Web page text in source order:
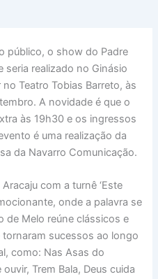
público, o show do Padre
seria realizado no Ginásio
Teatro Tobias Barreto, às
A novidade é que o
às 19h30 e os ingressos
é uma realização da
da Navarro Comunicação.
com a turnê ‘Este
onde a palavra se
de Melo reúne clássicos e
sucessos ao longo
como: Nas Asas do
Trem Bala, Deus cuida